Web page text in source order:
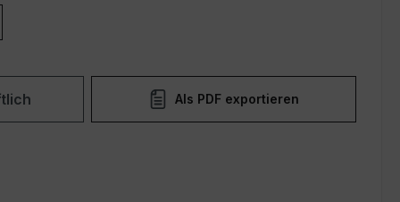
Als PDF exportieren